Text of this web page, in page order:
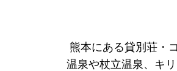
熊本にある貸別荘・
温泉や杖立温泉、キ